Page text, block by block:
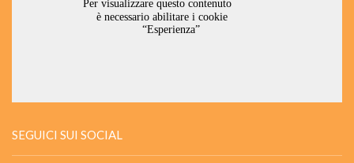
SEGUICI SUI SOCIAL